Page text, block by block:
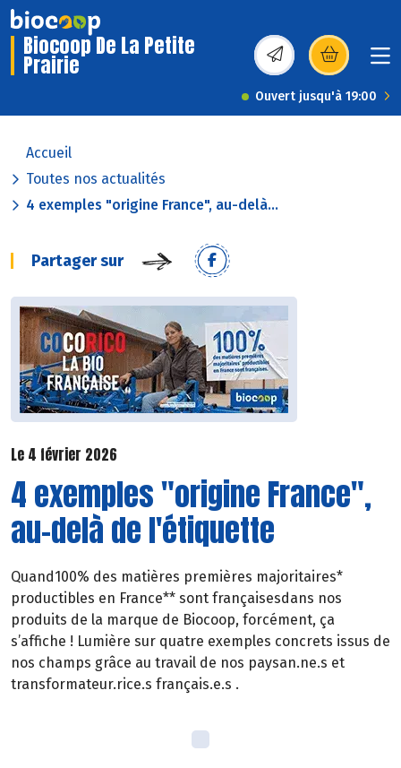
Biocoop De La Petite
Prairie (s’ouvre dans une
Ouvert jusqu'à 19:00
Accueil
Toutes nos actualités
4 exemples "origine France", au-delà...
Partager sur
Le 4 février 2026
4 exemples "origine France",
au-delà de l'étiquette
Quand100% des matières premières majoritaires*
productibles en France** sont françaisesdans nos
produits de la marque de Biocoop, forcément, ça
s’affiche ! Lumière sur quatre exemples concrets issus de
nos champs grâce au travail de nos paysan.ne.s et
transformateur.rice.s français.e.s .